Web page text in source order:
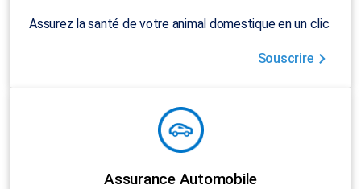
Assurez la santé de votre animal domestique en un clic
Souscrire
Assurance Automobile